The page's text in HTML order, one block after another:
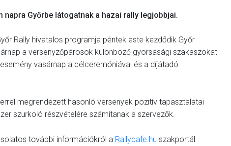
napra Győrbe látogatnak a hazai rally legjobbjai.
Rally hivatalos programja péntek este kezdődik Győr
a versenyzőpárosok különböző gyorsasági szakaszokat
vasárnap a célceremóniával és a díjátadó
megrendezett hasonló versenyek pozitív tapasztalatai
szurkoló részvételére számítanak a szervezők.
további információkról a Rallycafe.hu szakportál